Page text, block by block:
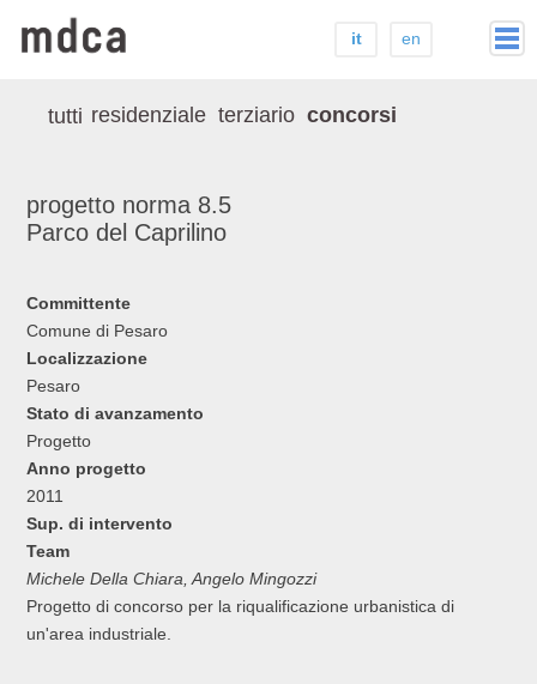
progetti
contatti
it en
residenziale terziario concorsi
tutti
progetto norma 8.5
Parco del Caprilino
Committente
Comune di Pesaro
Localizzazione
Pesaro
Stato di avanzamento
Progetto
Anno progetto
2011
Sup. di intervento
Team
Michele Della Chiara, Angelo Mingozzi
Progetto di concorso per la riqualificazione urbanistica di
un'area industriale.